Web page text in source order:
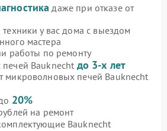
даже при отказе от
у вас дома с выездом
мастера
работы по ремонту
Bauknecht до 3-х лет
микроволновых печей Bauknecht
20%
на ремонт
Bauknecht